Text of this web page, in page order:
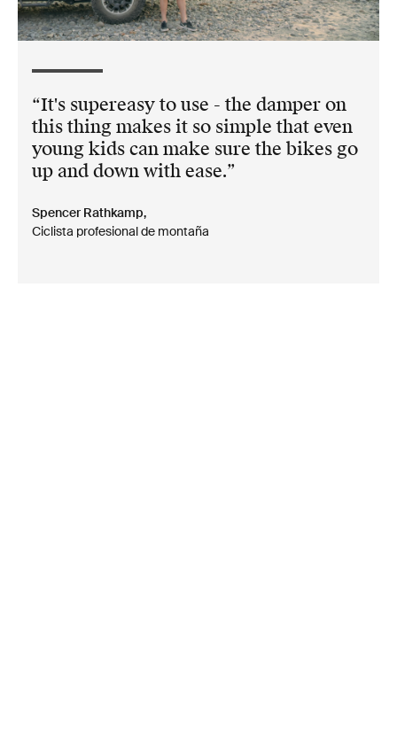
It's supereasy to use - the damper on
this thing makes it so simple that even
young kids can make sure the bikes go
up and down with ease.
Spencer Rathkamp,
Ciclista profesional de montaña